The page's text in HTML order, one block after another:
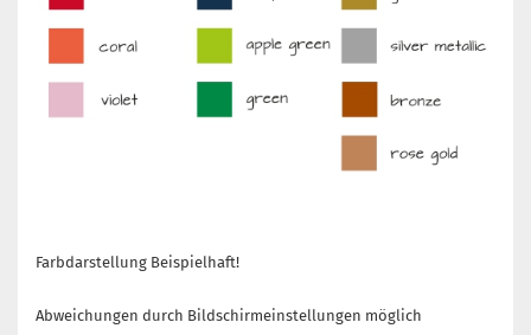
Farbdarstellung Beispielhaft!
Abweichungen durch Bildschirmeinstellungen möglich